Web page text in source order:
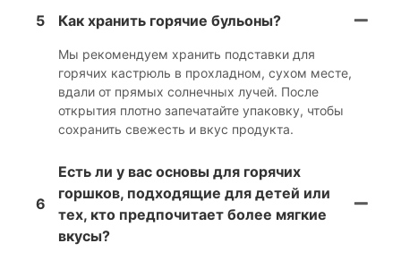
5 Как хранить горячие бульоны?
Мы рекомендуем хранить подставки для
горячих кастрюль в прохладном, сухом месте,
вдали от прямых солнечных лучей. После
открытия плотно запечатайте упаковку, чтобы
сохранить свежесть и вкус продукта.
6
Есть ли у вас основы для горячих
горшков, подходящие для детей или
тех, кто предпочитает более мягкие
вкусы?